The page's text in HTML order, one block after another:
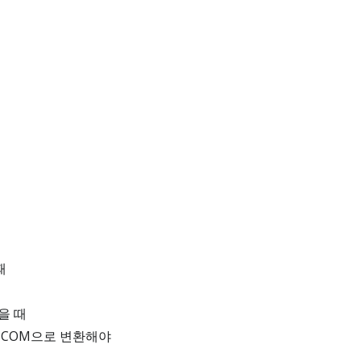
때
으로 변환해야